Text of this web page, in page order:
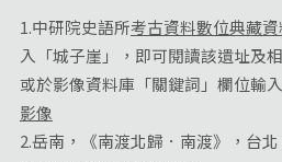
1.中研院史語所考古資料數位典藏
入「城子崖」，即可閱讀該遺址及
或於影像資料庫「關鍵詞」欄位輸
影像
2.岳南，《南渡北歸．南渡》，台